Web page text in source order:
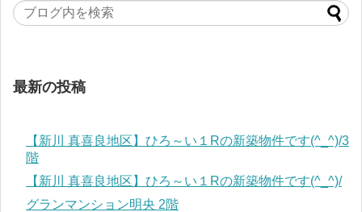
最新の投稿
【新川 真喜良地区】ひろ～い１Rの新築物件です(^_^)/3
階
【新川 真喜良地区】ひろ～い１Rの新築物件です(^_^)/
グランマンション明央 2階